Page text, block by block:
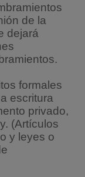
de la
dejará
formales
escritura
privado,
(Artículos
y leyes o